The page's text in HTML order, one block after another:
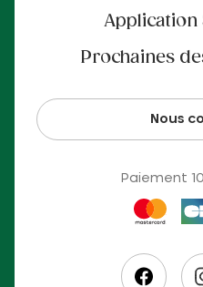
Application
Prochaines
Nous
Paiement